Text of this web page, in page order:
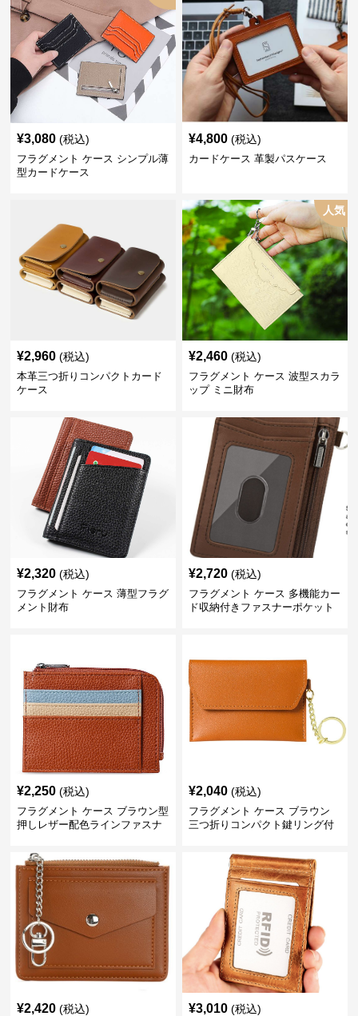
¥3,080 (税込)
フラグメント ケース シンプル薄
型カードケース
¥4,800 (税込)
カードケース 革製パスケース
¥2,960 (税込)
本革三つ折りコンパクトカード
ケース
人気
¥2,460 (税込)
フラグメント ケース 波型スカラ
ップ ミニ財布
¥2,320 (税込)
フラグメント ケース 薄型フラグ
メント財布
¥2,720 (税込)
フラグメント ケース 多機能カー
ド収納付きファスナーポケット
¥2,250 (税込)
フラグメント ケース ブラウン型
押しレザー配色ラインファスナ
¥2,040 (税込)
フラグメント ケース ブラウン
三つ折りコンパクト鍵リング付
¥2,420 (税込) ¥3,010 (税込)